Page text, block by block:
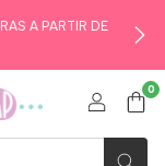
A PARTIR DE
0